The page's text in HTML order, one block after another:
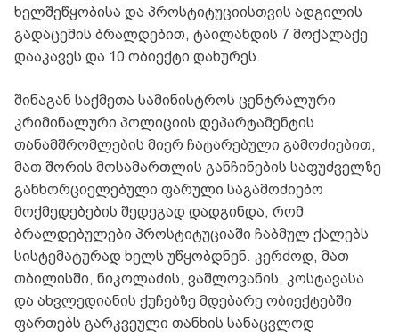
ხელშეწყობისა და პროსტიტუციისთვის ადგილის
გადაცემის ბრალდებით, ტაილანდის 7 მოქალაქე
დააკავეს და 10 ობიექტი დახურეს.
შინაგან საქმეთა სამინისტროს ცენტრალური
კრიმინალური პოლიციის დეპარტამენტის
თანამშრომლების მიერ ჩატარებული გამოძიებით,
მათ შორის მოსამართლის განჩინების საფუძველზე
განხორციელებული ფარული საგამოძიებო
მოქმედებების შედეგად დადგინდა, რომ
ბრალდებულები პროსტიტუციაში ჩაბმულ ქალებს
სისტემატურად ხელს უწყობდნენ. კერძოდ, მათ
თბილისში, ნიკოლაძის, ვაშლოვანის, კოსტავასა
და ახვლედიანის ქუჩებზე მდებარე ობიექტებში
ფართებს გარკვეული თანხის სანაცვლოდ